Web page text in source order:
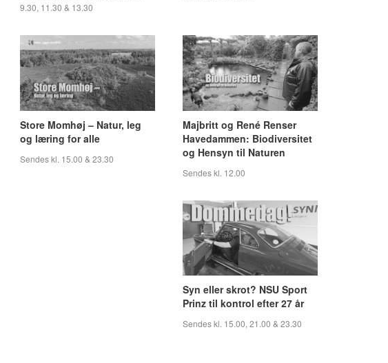
9.30, 11.30 & 13.30
Store Momhøj – Natur, leg
og læring for alle
Sendes kl. 15.00 & 23.30
Majbritt og René Renser
Havedammen: Biodiversitet
og Hensyn til Naturen
Sendes kl. 12.00
Syn eller skrot? NSU Sport
Prinz til kontrol efter 27 år
Sendes kl. 15.00, 21.00 & 23.30